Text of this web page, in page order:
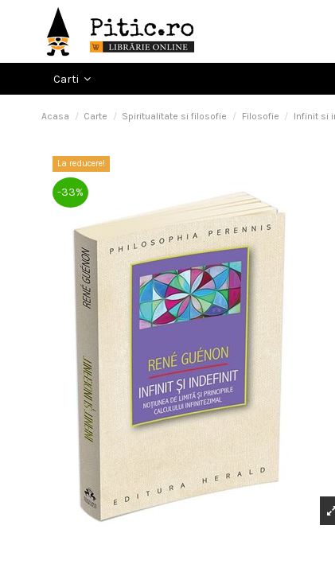
Carti
Acasa Carte Spiritualitate si filosofie Filosofie Infinit si
La reducere!
-33%